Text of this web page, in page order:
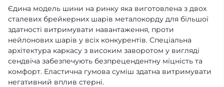
Єдина модель шини на ринку яка виготовлена з двох
сталевих брейкерних шарів металокорду для більшої
здатності витримувати навантаження, проти
нейлонових шарів у всіх конкурентів. Спеціальна
архітектура каркасу з високим заворотом у вигляді
сендвіча забезпечують безпрецендентну міцність та
комфорт. Еластична гумова суміш здатна витримувати
негативний вплив стерні.